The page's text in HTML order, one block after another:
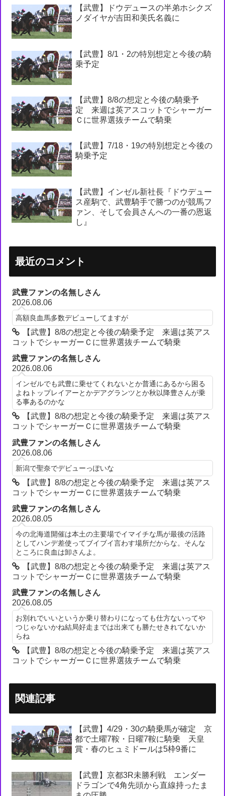
【武豊】ドウデュースの半弟ホシクズ
ノダイヤが吉田和美氏名義に
【武豊】8/1・2の特別想定と今後の騎
乗予定
【武豊】8/8の想定と今後の騎乗予
定 来週は英アスコットでシャーガー
Ｃに世界選抜チームで騎乗
【武豊】7/18・19の特別想定と今後の
騎乗予定
【武豊】インゼル新社長『ドウデュー
ス産駒で、武豊騎手で勝つのが競馬フ
ァン、そして会員さんへの一番の恩返
し』
最近のコメント
武豊ファンの名無しさん
2026.08.06
高額良血馬多数デビューしてますが
【武豊】8/8の想定と今後の騎乗予定 来週は英アス
コットでシャーガーＣに世界選抜チームで騎乗
武豊ファンの名無しさん
2026.08.06
インゼルでも武豊に乗せてくれないとか普通にあるから困る
よねトップレイアーとかデアグランツとか秋以降豊さんが乗
る事あるのかな
【武豊】8/8の想定と今後の騎乗予定 来週は英アス
コットでシャーガーＣに世界選抜チームで騎乗
武豊ファンの名無しさん
2026.08.06
新潟で聖奈でデビューっぽいな
【武豊】8/8の想定と今後の騎乗予定 来週は英アス
コットでシャーガーＣに世界選抜チームで騎乗
武豊ファンの名無しさん
2026.08.05
今の北海道開催は本土の主要場でイマイチな馬が最後の活路
としてハンデ差使ってブイブイ言わす場所だからな。そんな
ところに良血は卸さんよ。
【武豊】8/8の想定と今後の騎乗予定 来週は英アス
コットでシャーガーＣに世界選抜チームで騎乗
武豊ファンの名無しさん
2026.08.05
お別れでいいというか乗り替わりになっても仕方ないってや
つじゃないかね結局好走までは出来ても勝たせきれてないか
らね
【武豊】8/8の想定と今後の騎乗予定 来週は英アス
コットでシャーガーＣに世界選抜チームで騎乗
関連記事
【武豊】4/29・30の騎乗馬が確定 京
都で土曜7鞍・日曜7鞍に騎乗 天皇
賞・春のヒュミドールは5枠9番に
【武豊】京都3R未勝利戦 エンダー
ドラゴンで4角先頭から直線持ったま